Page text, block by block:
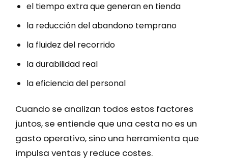
el tiempo extra que generan en tienda
la reducción del abandono temprano
la fluidez del recorrido
la durabilidad real
la eficiencia del personal
Cuando se analizan todos estos factores
juntos, se entiende que una cesta no es un
gasto operativo, sino una herramienta que
impulsa ventas y reduce costes.